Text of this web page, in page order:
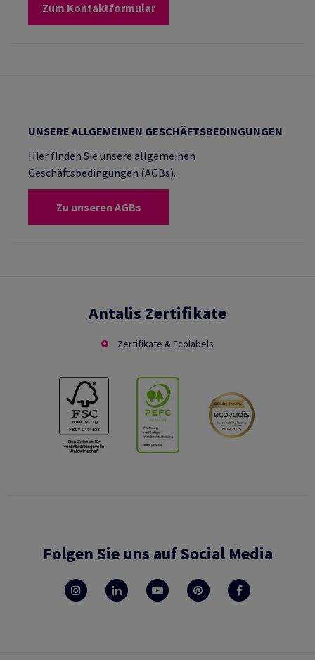
Zum Kontaktformular
UNSERE ALLGEMEINEN GESCHÄFTSBEDINGUNGEN
Hier finden Sie unsere allgemeinen
Geschäftsbedingungen (AGBs).
Zu unseren AGBs
Antalis Zertifikate
Zertifikate & Ecolabels
Folgen Sie uns auf Social Media